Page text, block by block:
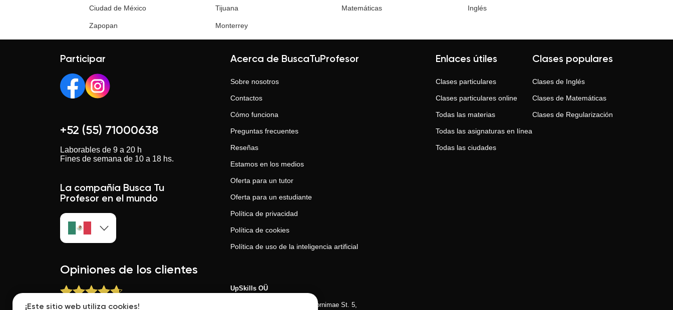
Ciudad de México Tijuana
Zapopan Monterrey
Matemáticas Inglés
Participar
+52 (55) 71000638
Laborables de 9 a 20 h
Fines de semana de 10 a 18 hs.
La compañía Busca Tu
Profesor en el mundo
Opiniones de los clientes
Acerca de BuscaTuProfesor
Sobre nosotros
Contactos
Cómo funciona
Preguntas frecuentes
Reseñas
Estamos en los medios
Oferta para un tutor
Oferta para un estudiante
Política de privacidad
Política de cookies
Política de uso de la inteligencia artificial
UpSkills OÜ
Tallin, distrito de Kesklinna, Tornimаe St. 5,
Enlaces útiles
Clases particulares
Clases particulares online
Todas las materias
Todas las asignaturas en línea
Todas las ciudades
Clases populares
Clases de Inglés
Clases de Matemáticas
Clases de Regularización
¡Este sitio web utiliza cookies!